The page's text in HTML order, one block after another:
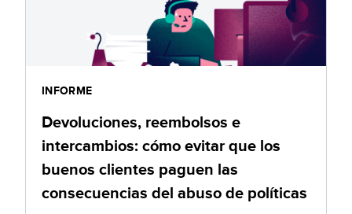
INFORME
Devoluciones, reembolsos e
intercambios: cómo evitar que los
buenos clientes paguen las
consecuencias del abuso de políticas